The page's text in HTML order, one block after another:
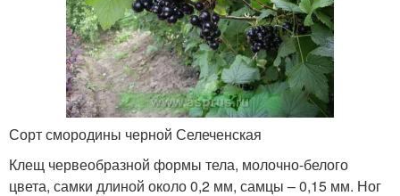
Сорт смородины черной Селеченская
Клещ червеобразной формы тела, молочно-белого
цвета, самки длиной около 0,2 мм, самцы – 0,15 мм. Ног